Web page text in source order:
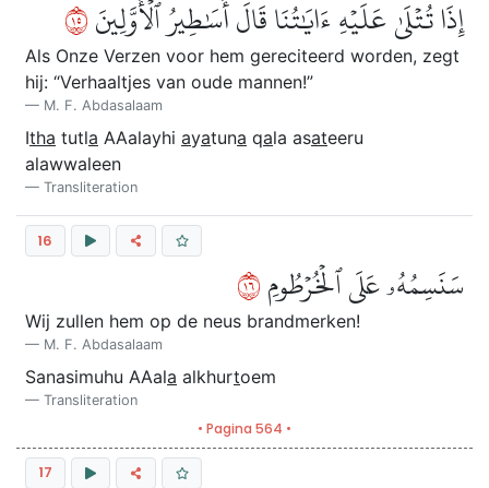
إِذَا تُتۡلَىٰ عَلَيۡهِ ءَايَٰتُنَا قَالَ أَسَٰطِيرُ ٱلۡأَوَّلِينَ٥١
Als Onze Verzen voor hem gereciteerd worden, zegt
hij: “Verhaaltjes van oude mannen!”
M. F. Abdasalaam
Itha tutla AAalayhi ayatuna qala asateeru
alawwaleen
Transliteration
16
سَنَسِمُهُۥ عَلَى ٱلۡخُرۡطُومِ٦١
Wij zullen hem op de neus brandmerken!
M. F. Abdasalaam
Sanasimuhu AAala alkhurtoem
Transliteration
• Pagina 564 •
17